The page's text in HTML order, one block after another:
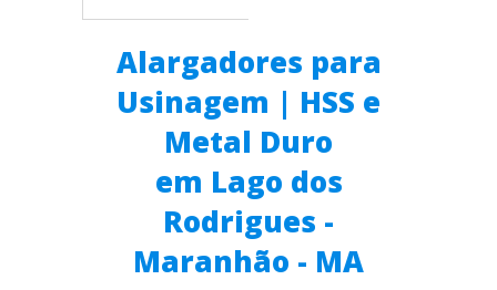
Alargadores para
Usinagem | HSS e
Metal Duro
em Lago dos
Rodrigues -
Maranhão - MA